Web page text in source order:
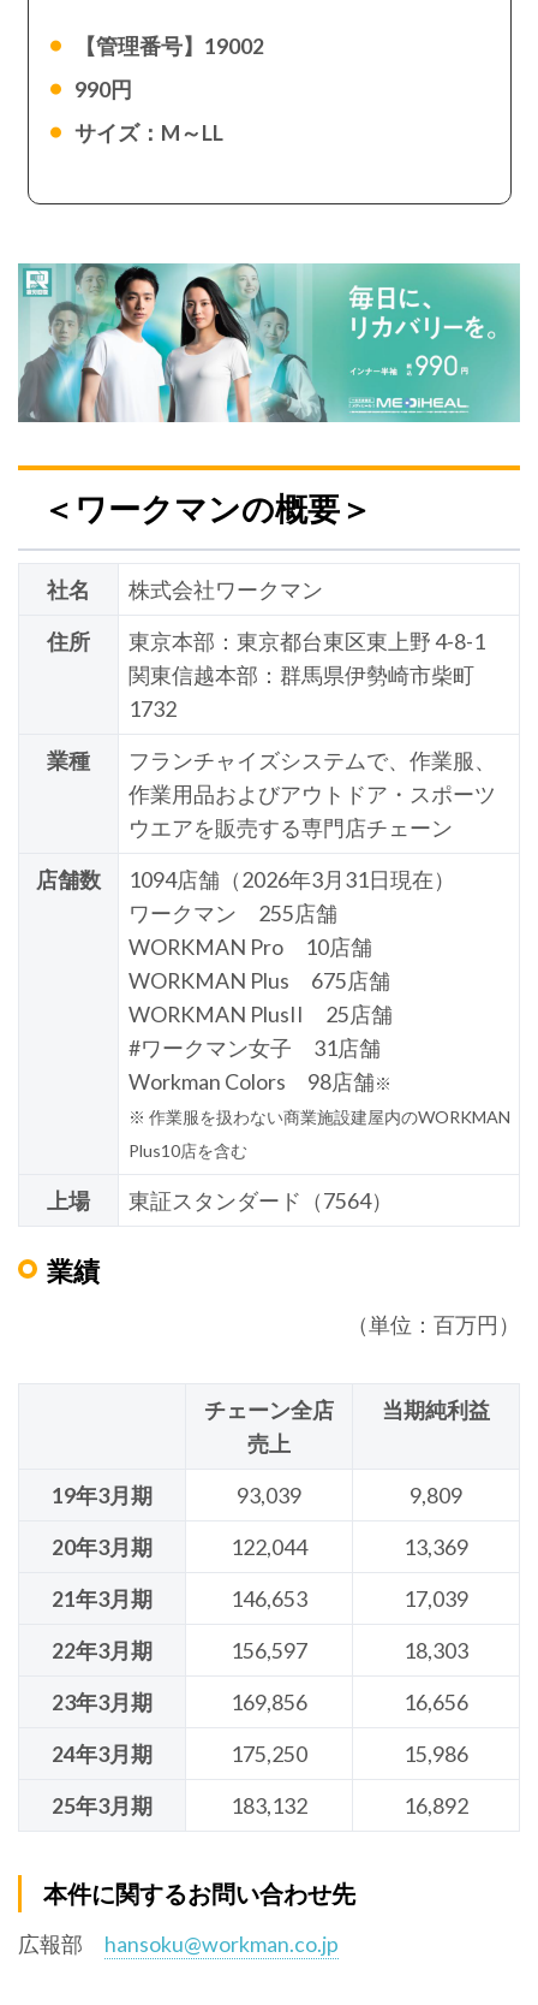
【管理番号】19002
990円
サイズ：M～LL
＜ワークマンの概要＞
社名
株式会社ワークマン
住所
東京本部：東京都台東区東上野 4-8-1
関東信越本部：群馬県伊勢崎市柴町
1732
業種
フランチャイズシステムで、作業服、
作業用品およびアウトドア・スポーツ
ウエアを販売する専門店チェーン
店舗数
1094店舗（2026年3月31日現在）
ワークマン 255店舗
WORKMAN Pro 10店舗
WORKMAN Plus 675店舗
WORKMAN PlusII 25店舗
#ワークマン女子 31店舗
Workman Colors 98店舗※
※ 作業服を扱わない商業施設建屋内のWORKMAN
Plus10店を含む
上場 東証スタンダード（7564）
業績
（単位：百万円）
チェーン全店
売上
当期純利益
19年3月期 93,039
9,809
20年3月期
122,044
13,369
21年3月期
146,653
17,039
22年3月期
156,597
18,303
23年3月期
169,856
16,656
24年3月期
175,250
15,986
25年3月期
183,132 16,892
本件に関するお問い合わせ先
広報部 hansoku@workman.co.jp